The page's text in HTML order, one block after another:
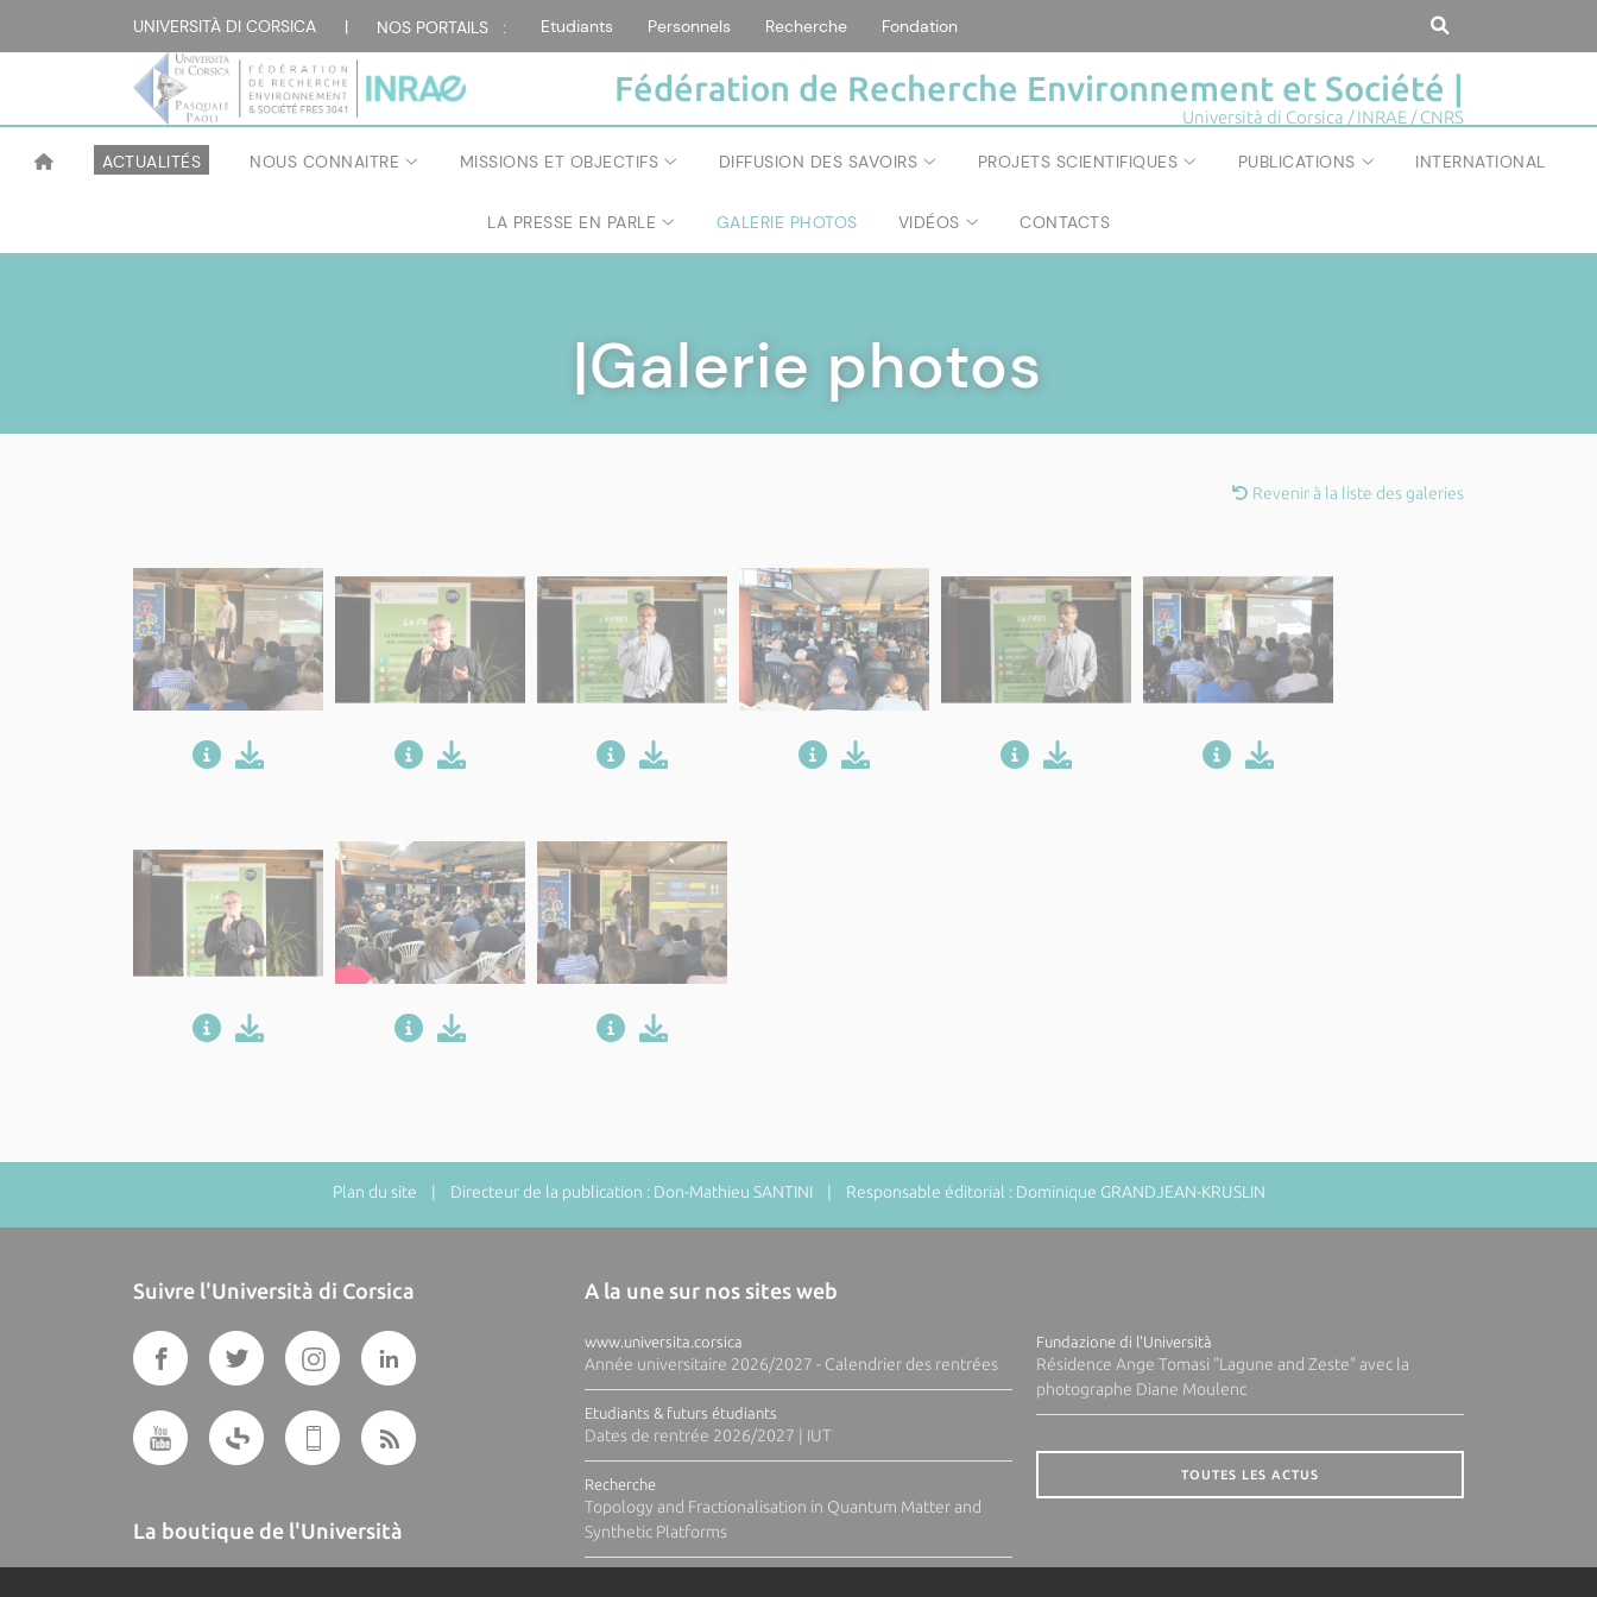
UNIVERSITÀ DI CORSICA | NOS PORTAILS : Etudiants Personnels Recherche Fondation
Fédération de Recherche Environnement et Société |
Università di Corsica / INRAE / CNRS
ACTUALITÉS NOUS CONNAITRE MISSIONS ET OBJECTIFS DIFFUSION DES SAVOIRS PROJETS SCIENTIFIQUES PUBLICATIONS INTERNATIONAL
LA PRESSE EN PARLE GALERIE PHOTOS VIDÉOS CONTACTS
|Galerie photos
Revenir à la liste des galeries
Plan du site | Directeur de la publication : Don-Mathieu SANTINI | Responsable éditorial : Dominique GRANDJEAN-KRUSLIN
Suivre l'Università di Corsica
La boutique de l'Università
A la une sur nos sites web
www.universita.corsica
Année universitaire 2026/2027 - Calendrier des rentrées
Etudiants & futurs étudiants
Dates de rentrée 2026/2027 | IUT
Recherche
Topology and Fractionalisation in Quantum Matter and
Synthetic Platforms
Fundazione di l'Università
Résidence Ange Tomasi "Lagune and Zeste" avec la
photographe Diane Moulenc
TOUTES LES ACTUS